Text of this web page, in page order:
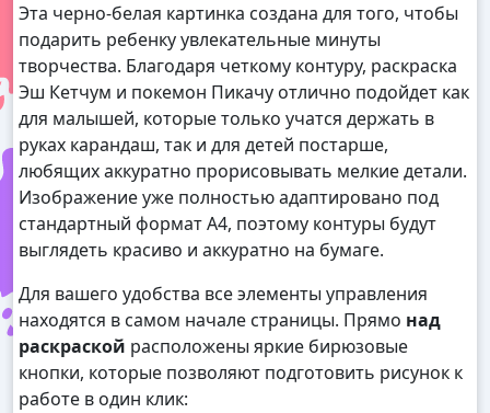
Эта черно-белая картинка создана для того, чтобы
подарить ребенку увлекательные минуты
творчества. Благодаря четкому контуру, раскраска
Эш Кетчум и покемон Пикачу отлично подойдет как
для малышей, которые только учатся держать в
руках карандаш, так и для детей постарше,
любящих аккуратно прорисовывать мелкие детали.
Изображение уже полностью адаптировано под
стандартный формат А4, поэтому контуры будут
выглядеть красиво и аккуратно на бумаге.
Для вашего удобства все элементы управления
находятся в самом начале страницы. Прямо над
раскраской расположены яркие бирюзовые
кнопки, которые позволяют подготовить рисунок к
работе в один клик: